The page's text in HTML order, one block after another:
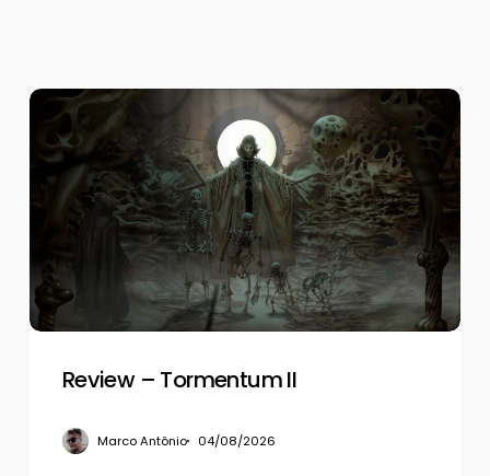
Review
Tormentum
Review – Tormentum II
Marco Antônio 04/08/2026